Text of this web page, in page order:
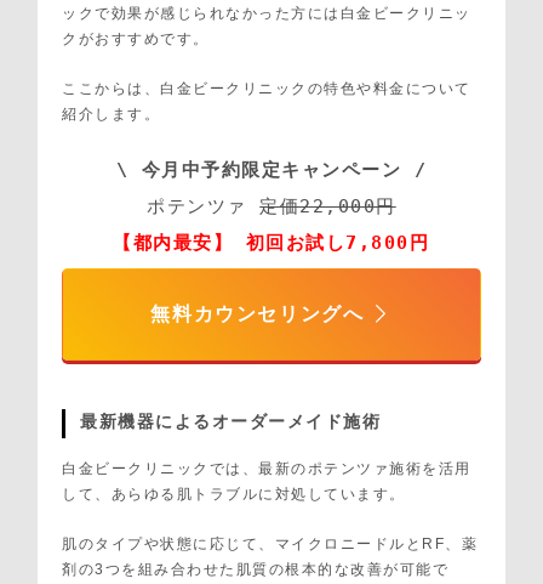
ックで効果が感じられなかった方には白金ビークリニッ
クがおすすめです。
ここからは、白金ビークリニックの特色や料金について
紹介します。
\ 今月中予約限定キャンペーン /
ポテンツァ 定価22,000円
【都内最安】 初回お試し7,800円
無料カウンセリングへ
最新機器によるオーダーメイド施術
白金ビークリニックでは、最新のポテンツァ施術を活用
して、あらゆる肌トラブルに対処しています。
肌のタイプや状態に応じて、マイクロニードルとRF、薬
剤の3つを組み合わせた肌質の根本的な改善が可能で